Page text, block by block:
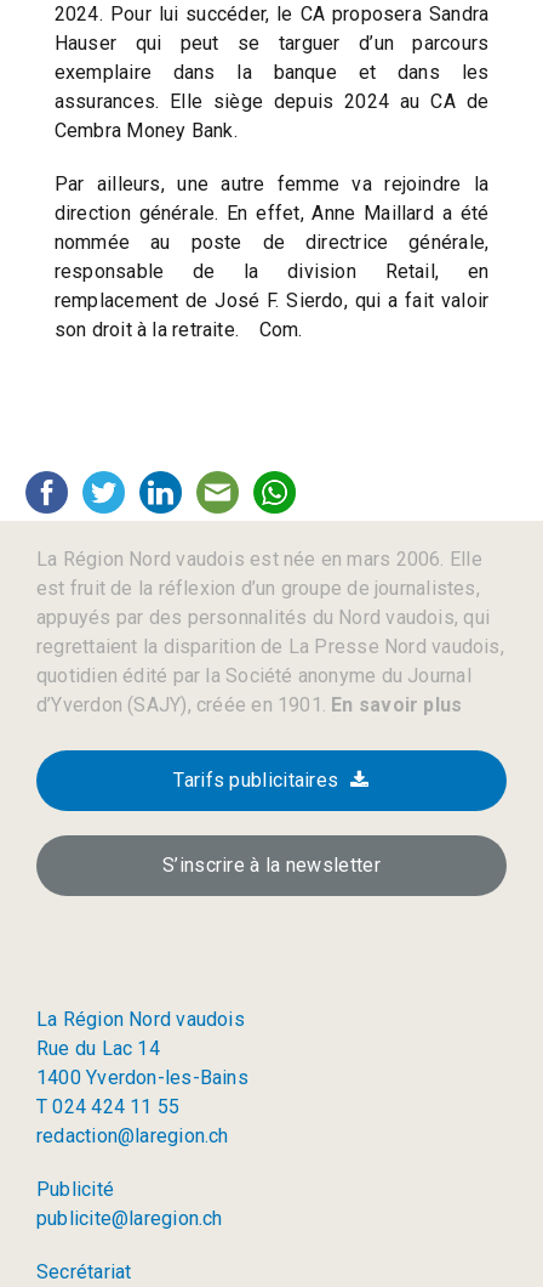
2024. Pour lui succéder, le CA proposera Sandra
Hauser qui peut se targuer d’un parcours
exemplaire dans la banque et dans les
assurances. Elle siège depuis 2024 au CA de
Cembra Money Bank.
Par ailleurs, une autre femme va rejoindre la
direction générale. En effet, Anne Maillard a été
nommée au poste de directrice générale,
responsable de la division Retail, en
remplacement de José F. Sierdo, qui a fait valoir
son droit à la retraite. Com.
La Région Nord vaudois est née en mars 2006. Elle
est fruit de la réflexion d’un groupe de journalistes,
appuyés par des personnalités du Nord vaudois, qui
regrettaient la disparition de La Presse Nord vaudois,
quotidien édité par la Société anonyme du Journal
d’Yverdon (SAJY), créée en 1901. En savoir plus
Tarifs publicitaires
S’inscrire à la newsletter
La Région Nord vaudois
Rue du Lac 14
1400 Yverdon-les-Bains
T 024 424 11 55
redaction@laregion.ch
Publicité
publicite@laregion.ch
Secrétariat